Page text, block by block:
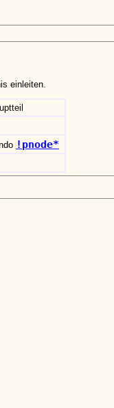
einleiten.
!pnode*